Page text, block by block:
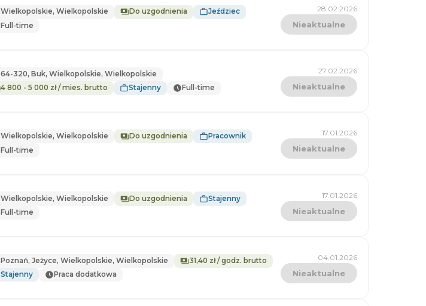
Wielkopolskie, Wielkopolskie Do uzgodnienia
Jeździec
Full-time
28.02.2026
Nieaktualne
64-320, Buk, Wielkopolskie, Wielkopolskie
4 800 - 5 000 zł / mies. brutto
Stajenny Full-time
27.02.2026
Nieaktualne
Wielkopolskie, Wielkopolskie Do uzgodnienia
Pracownik
Full-time
17.01.2026
Nieaktualne
Wielkopolskie, Wielkopolskie Do uzgodnienia
Stajenny
Full-time
17.01.2026
Nieaktualne
Poznań, Jeżyce, Wielkopolskie, Wielkopolskie
31,40 zł / godz. brutto
Stajenny
Praca dodatkowa
04.01.2026
Nieaktualne